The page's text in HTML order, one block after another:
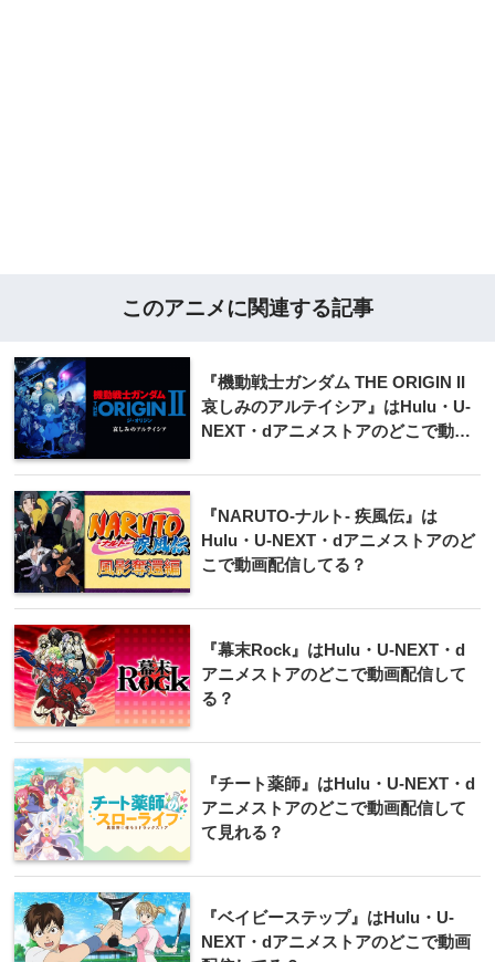
このアニメに関連する記事
『機動戦士ガンダム THE ORIGIN II
哀しみのアルテイシア』はHulu・U-
NEXT・dアニメストアのどこで動画
『NARUTO-ナルト- 疾風伝』は
Hulu・U-NEXT・dアニメストアのど
こで動画配信してる？
『幕末Rock』はHulu・U-NEXT・d
アニメストアのどこで動画配信して
る？
『チート薬師』はHulu・U-NEXT・d
アニメストアのどこで動画配信して
て見れる？
『ベイビーステップ』はHulu・U-
NEXT・dアニメストアのどこで動画